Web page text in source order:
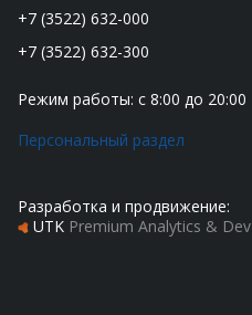
+7 (3522) 632-000
+7 (3522) 632-300
Режим работы: с 8:00 до 20:00
Персональный раздел
Разработка и продвижение:
UTK Premium Analytics & Dev